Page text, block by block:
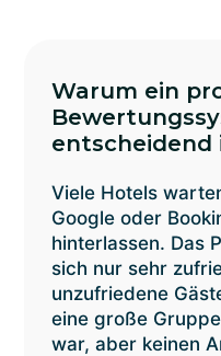
Warum ein
entscheidend
Viele Hotels
Google oder
hinterlassen. Das
sich nur sehr
unzufriedene
eine große
war, aber keinen